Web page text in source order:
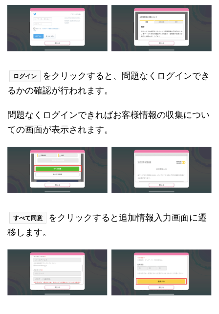
ログイン
をクリックすると、問題なくログインでき
るかの確認が行われます。
問題なくログインできればお客様情報の収集につい
ての画面が表示されます。
すべて同意
をクリックすると追加情報入力画面に遷
移します。